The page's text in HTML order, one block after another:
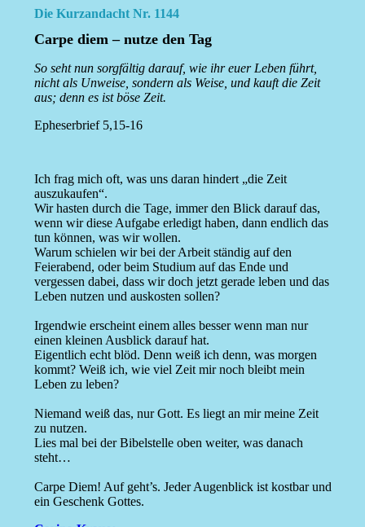
Die Kurzandacht Nr. 1144
Carpe diem – nutze den Tag
So seht nun sorgfältig darauf, wie ihr euer Leben führt,
nicht als Unweise, sondern als Weise, und kauft die Zeit
aus; denn es ist böse Zeit.
Epheserbrief 5,15-16
Ich frag mich oft, was uns daran hindert „die Zeit
auszukaufen“.
Wir hasten durch die Tage, immer den Blick darauf das,
wenn wir diese Aufgabe erledigt haben, dann endlich das
tun können, was wir wollen.
Warum schielen wir bei der Arbeit ständig auf den
Feierabend, oder beim Studium auf das Ende und
vergessen dabei, dass wir doch jetzt gerade leben und das
Leben nutzen und auskosten sollen?
Irgendwie erscheint einem alles besser wenn man nur
einen kleinen Ausblick darauf hat.
Eigentlich echt blöd. Denn weiß ich denn, was morgen
kommt? Weiß ich, wie viel Zeit mir noch bleibt mein
Leben zu leben?
Niemand weiß das, nur Gott. Es liegt an mir meine Zeit
zu nutzen.
Lies mal bei der Bibelstelle oben weiter, was danach
steht…
Carpe Diem! Auf geht’s. Jeder Augenblick ist kostbar und
ein Geschenk Gottes.